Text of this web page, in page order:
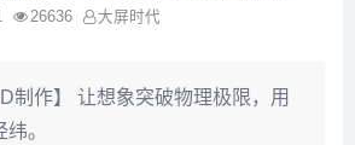
26636 大屏时代
制作】 让想象突破物理极限，用
。